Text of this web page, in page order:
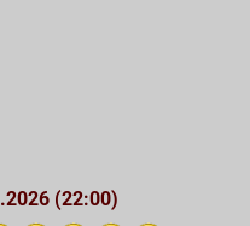
(22:00)